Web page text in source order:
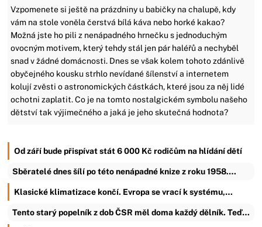
Vzpomenete si ještě na prázdniny u babičky na chalupě, kdy
vám na stole voněla čerstvá bílá káva nebo horké kakao?
Možná jste ho pili z nenápadného hrnečku s jednoduchým
ovocným motivem, který tehdy stál jen pár haléřů a nechyběl
snad v žádné domácnosti. Dnes se však kolem tohoto zdánlivě
obyčejného kousku strhlo nevídané šílenství a internetem
kolují zvěsti o astronomických částkách, které jsou za něj lidé
ochotni zaplatit. Co je na tomto nostalgickém symbolu našeho
dětství tak výjimečného a jaká je jeho skutečná hodnota?
Od září bude přispívat stát 6 000 Kč rodičům na hlídání dětí
Sběratelé dnes šílí po této nenápadné knize z roku 1958.…
Klasické klimatizace končí. Evropa se vrací k systému,…
Tento starý popelník z dob ČSR měl doma každý dělník. Teď…